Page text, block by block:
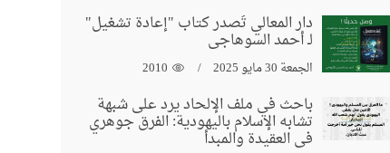
دار المعالي تُصدر كتاب "إعادة تشغيل"
لـ أحمد السوهاجي
الجمعة 30 مايو 2025 2010
باحث في ملف الإلحاد يرد على شبهة
تشابه الإسلام باليهودية: الفرق جوهري
في العقيدة والمبدأ